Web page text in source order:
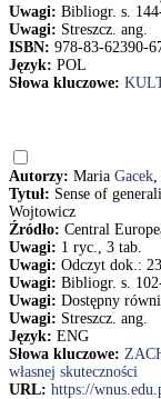
Uwagi: Bibliogr. s.
Uwagi: Streszcz. ang.
ISBN: 978-83-62390-
Język: POL
Słowa kluczowe:
Autorzy: Maria Gacek,
Tytuł: Sense of
Wojtowicz
Źródło: Central
Uwagi: 1 ryc., 3 tab.
Uwagi: Odczyt dok.:
Uwagi: Bibliogr. s.
Uwagi: Dostępny
Uwagi: Streszcz. ang.
Język: ENG
Słowa kluczowe:
własnej skuteczności
URL: https://